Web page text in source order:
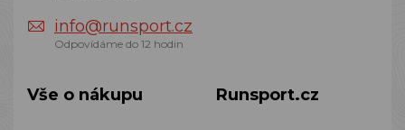
info@runsport.cz
Odpovídáme do 12 hodin
Vše o nákupu Runsport.cz